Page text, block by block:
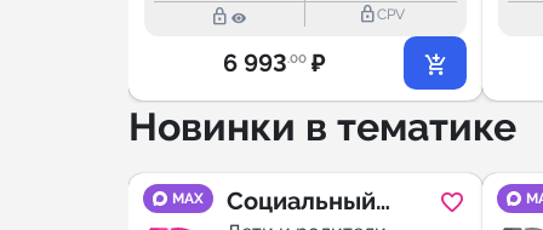
lock_outline lock_outlineCPV
6 993.00 ₽
Новинки в тематике
MAX
Социальный